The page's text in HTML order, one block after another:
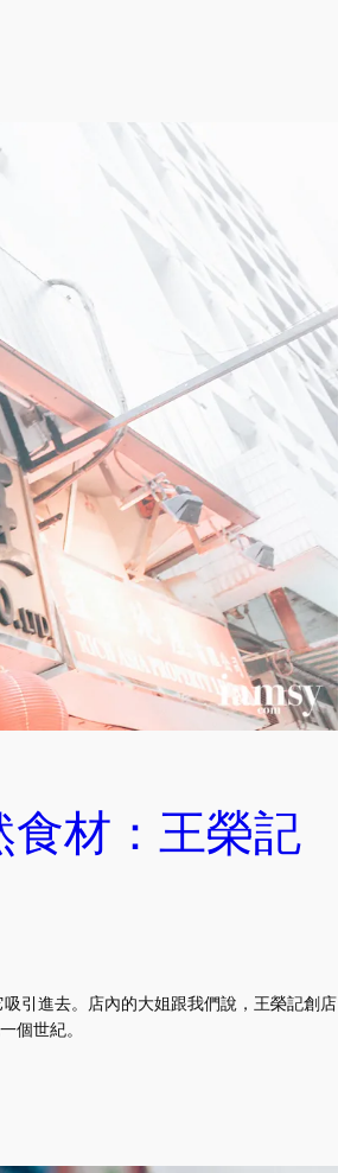
食材：王榮記
引進去。店內的大姐跟我們說，王榮記創店
個世紀。